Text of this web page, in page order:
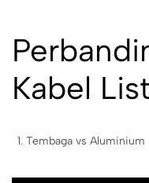
Kabel
Tembaga vs Aluminium